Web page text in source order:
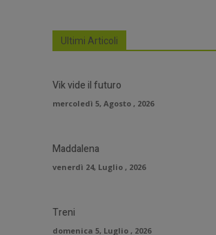
Ultimi Articoli
Vik vide il futuro
mercoledì 5, Agosto , 2026
Maddalena
venerdì 24, Luglio , 2026
Treni
domenica 5, Luglio , 2026